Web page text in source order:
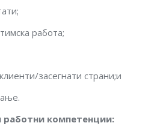
работа;
засегнати страни;и
работни компетенции: